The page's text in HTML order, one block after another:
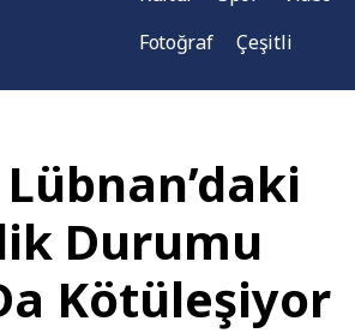
Fotoğraf
Çeşitli
Durumu
Kötüleşiyor